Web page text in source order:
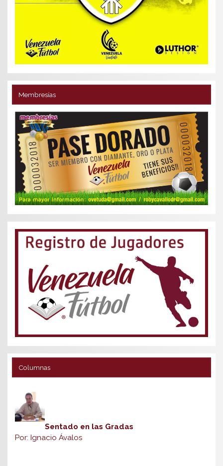
Membresías
Columnas
Sentado en las Gradas
Por: Ignacio Ávalos